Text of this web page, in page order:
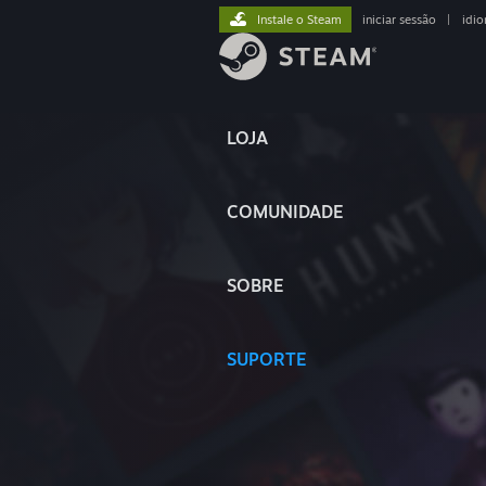
LOJA
COMUNIDADE
SOBRE
SUPORTE
Instale o Steam iniciar sessão